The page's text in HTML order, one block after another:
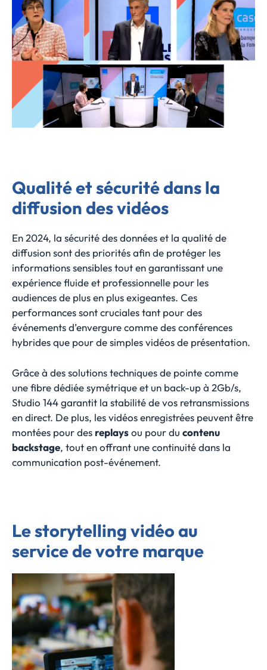
Qualité et sécurité dans la
diffusion des vidéos
En 2024, la sécurité des données et la qualité de
diffusion sont des priorités afin de protéger les
informations sensibles tout en garantissant une
expérience fluide et professionnelle pour les
audiences de plus en plus exigeantes. Ces
performances sont cruciales tant pour des
événements d’envergure comme des conférences
hybrides que pour de simples vidéos de présentation.
Grâce à des solutions techniques de pointe comme
une fibre dédiée symétrique et un back-up à 2Gb/s,
Studio 144 garantit la stabilité de vos retransmissions
en direct. De plus, les vidéos enregistrées peuvent être
montées pour des replaysou pour du contenu
backstage, tout en offrant une continuité dans la
communication post-événement.
Le storytelling vidéo au
service de votre marque